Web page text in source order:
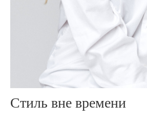
Стиль вне времени